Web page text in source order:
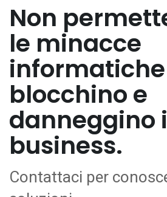
Non
le minacce
informatiche
blocchino e
danneggino
business.
Contattaci per